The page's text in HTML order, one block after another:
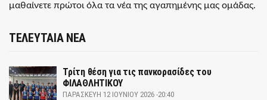
μαθαίνετε πρώτοι όλα τα νέα της αγαπημένης μας ομάδας.
ΤΕΛΕΥΤΑΙΑ ΝΕΑ
Τρίτη θέση για τις πανκορασίδες του
ΦΙΛΑΘΛΗΤΙΚΟΥ
ΠΑΡΑΣΚΕΥΉ 12 ΙΟΥΝΊΟΥ 2026 -20:40